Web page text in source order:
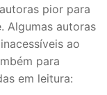
pior para
Algumas autoras
ao
para
em leitura: